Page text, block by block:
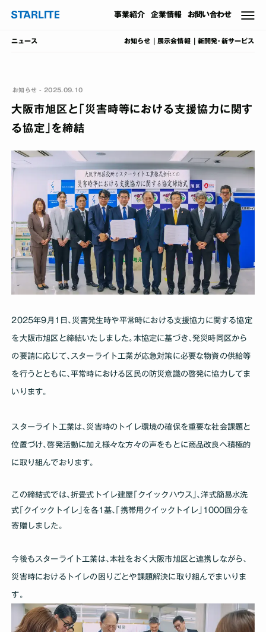
事業紹介 企業情報 お問い合わせ
ニュース お知らせ 展示会情報 新開発･新サービス
お知らせ - 2025.09.10
大阪市旭区と｢災害時等における支援協力に関す
る協定｣を締結
2025年9月1日､災害発生時や平常時における支援協力に関する協定
を大阪市旭区と締結いたしました｡本協定に基づき､発災時同区から
の要請に応じて､スターライト工業が応急対策に必要な物資の供給等
を行うとともに､平常時における区民の防災意識の啓発に協力してま
いります｡
スターライト工業は､災害時のトイレ環境の確保を重要な社会課題と
位置づけ､啓発活動に加え様々な方々の声をもとに商品改良へ積極的
に取り組んでおります｡
この締結式では､折畳式トイレ建屋｢クイックハウス｣､洋式簡易水洗
式｢クイックトイレ｣を各1基､｢携帯用クイックトイレ｣1000回分を
寄贈しました｡
今後もスターライト工業は､本社をおく大阪市旭区と連携しながら､
災害時におけるトイレの困りごとや課題解決に取り組んでまいりま
す｡